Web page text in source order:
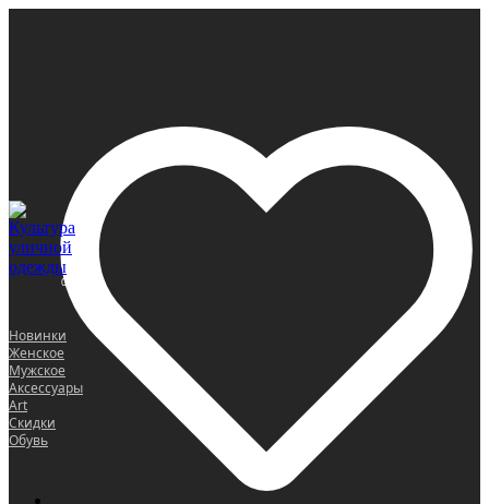
0
Новинки
Женское
Мужское
Аксессуары
Art
Скидки
Обувь